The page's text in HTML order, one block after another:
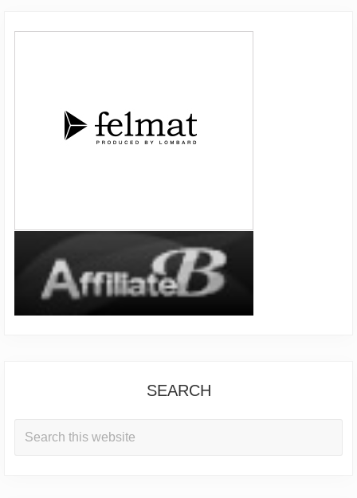
SEARCH
Search